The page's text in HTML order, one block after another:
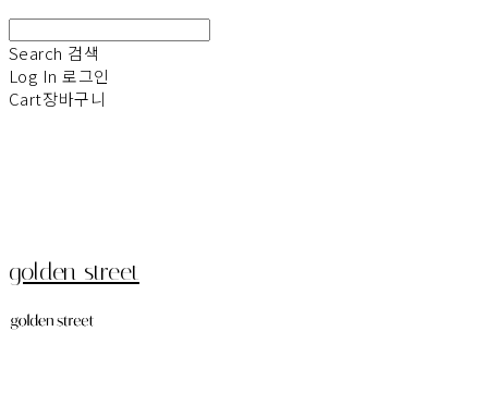
Search 검색
Log In 로그인
Cart장바구니
golden street